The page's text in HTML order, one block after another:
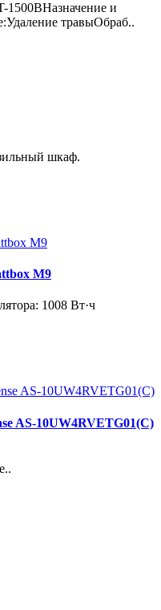
1500BНазначение и
травыОбраб..
шкаф.
M9
1008 Вт·ч
AS-10UW4RVETG01(C)